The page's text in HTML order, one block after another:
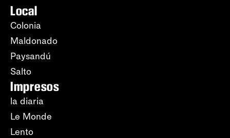
Local
Colonia
Maldonado
Paysandú
Salto
Impresos
la diaria
Le Monde
Lento